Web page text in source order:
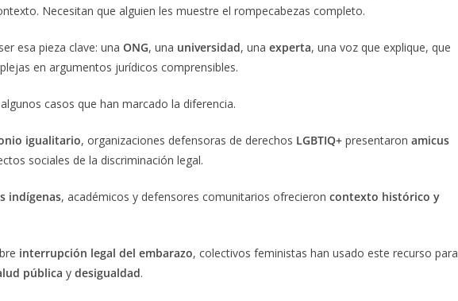
Necesitan que alguien les muestre el rompecabezas completo.
esa pieza clave: una ONG, una universidad, una experta, una voz que explique, que
en argumentos jurídicos comprensibles.
casos que han marcado la diferencia.
igualitario, organizaciones defensoras de derechos LGBTIQ+ presentaron amicus
sociales de la discriminación legal.
indígenas, académicos y defensores comunitarios ofrecieron contexto histórico y
interrupción legal del embarazo, colectivos feministas han usado este recurso para
pública y desigualdad.